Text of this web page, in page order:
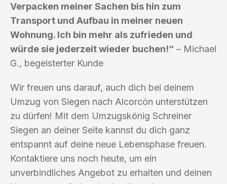
Verpacken meiner Sachen bis hin zum
Transport und Aufbau in meiner neuen
Wohnung. Ich bin mehr als zufrieden und
würde sie jederzeit wieder buchen!“ – Michael
G., begeisterter Kunde
Wir freuen uns darauf, auch dich bei deinem
Umzug von Siegen nach Alcorcón unterstützen
zu dürfen! Mit dem Umzugskönig Schreiner
Siegen an deiner Seite kannst du dich ganz
entspannt auf deine neue Lebensphase freuen.
Kontaktiere uns noch heute, um ein
unverbindliches Angebot zu erhalten und deinen